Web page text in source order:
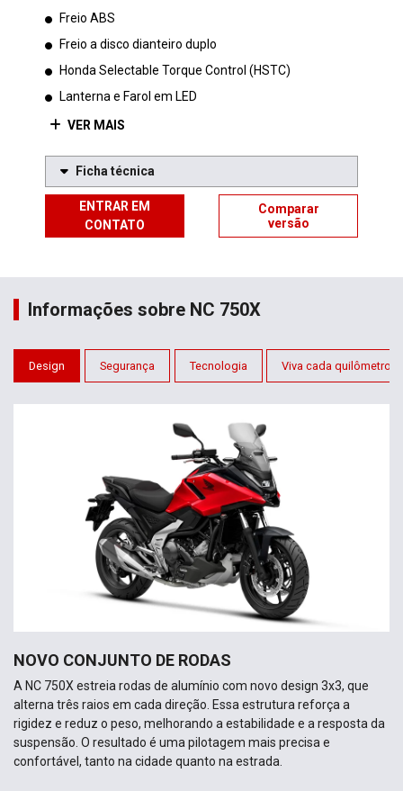
Freio ABS
Freio a disco dianteiro duplo
Honda Selectable Torque Control (HSTC)
Lanterna e Farol em LED
VER MAIS
Ficha técnica
ENTRAR EM
CONTATO
Comparar
versão
Informações sobre NC 750X
Design Segurança Tecnologia Viva cada quilômetro
NOVO CONJUNTO DE RODAS
A NC 750X estreia rodas de alumínio com novo design 3x3, que
alterna três raios em cada direção. Essa estrutura reforça a
rigidez e reduz o peso, melhorando a estabilidade e a resposta da
suspensão. O resultado é uma pilotagem mais precisa e
confortável, tanto na cidade quanto na estrada.